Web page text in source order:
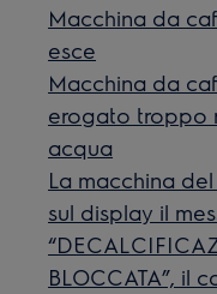
Macchina da
esce
Macchina da
erogato troppo
acqua
La macchina
sul display il
BLOCCATA”, il